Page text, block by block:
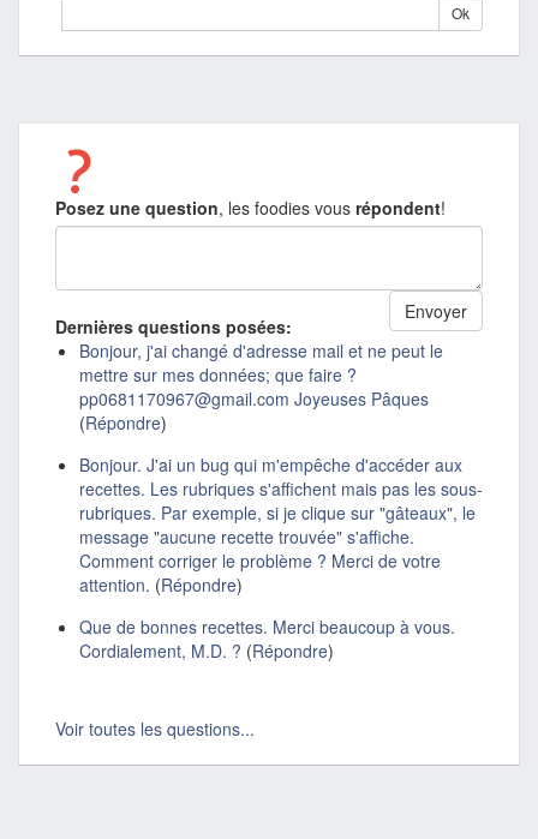
Posez une question, les foodies vous répondent!
Dernières questions posées:
Bonjour, j'ai changé d'adresse mail et ne peut le
mettre sur mes données; que faire ?
pp0681170967@gmail.com Joyeuses Pâques
(Répondre)
Bonjour. J'ai un bug qui m'empêche d'accéder aux
recettes. Les rubriques s'affichent mais pas les sous-
rubriques. Par exemple, si je clique sur "gâteaux", le
message "aucune recette trouvée" s'affiche.
Comment corriger le problème ? Merci de votre
attention. (Répondre)
Que de bonnes recettes. Merci beaucoup à vous.
Cordialement, M.D. ? (Répondre)
Voir toutes les questions...